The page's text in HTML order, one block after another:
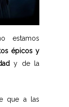
estamos
épicos y
y de la
que a las